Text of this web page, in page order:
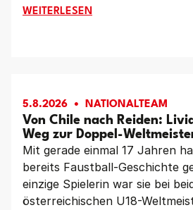
Teamchef Siegfried Simon ein
WEITERLESENMÄNNER STARTET IN DIE
Von Chile nach Reiden:
Weg zur Doppel-
5.8.2026 NATIONALTEAM
Mit gerade einmal 17 Jahren
bereits Faustball-Geschichte
einzige Spielerin war sie bei
österreichischen U18-